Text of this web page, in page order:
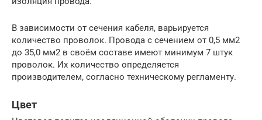
В зависимости от сечения кабеля, варьируется
количество проволок. Провода с сечением от 0,5 мм2
до 35,0 мм2 в своём составе имеют минимум 7 штук
проволок. Их количество определяется
производителем, согласно техническому регламенту.
Цвет